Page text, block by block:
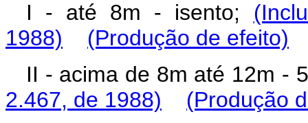
I - até 8m - isento;
1988)
(Produção de efeito)
II - acima de 8m até 12m -
2.467, de 1988)
(Produção